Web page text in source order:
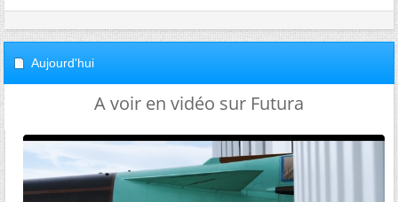
Aujourd'hui
A voir en vidéo sur Futura